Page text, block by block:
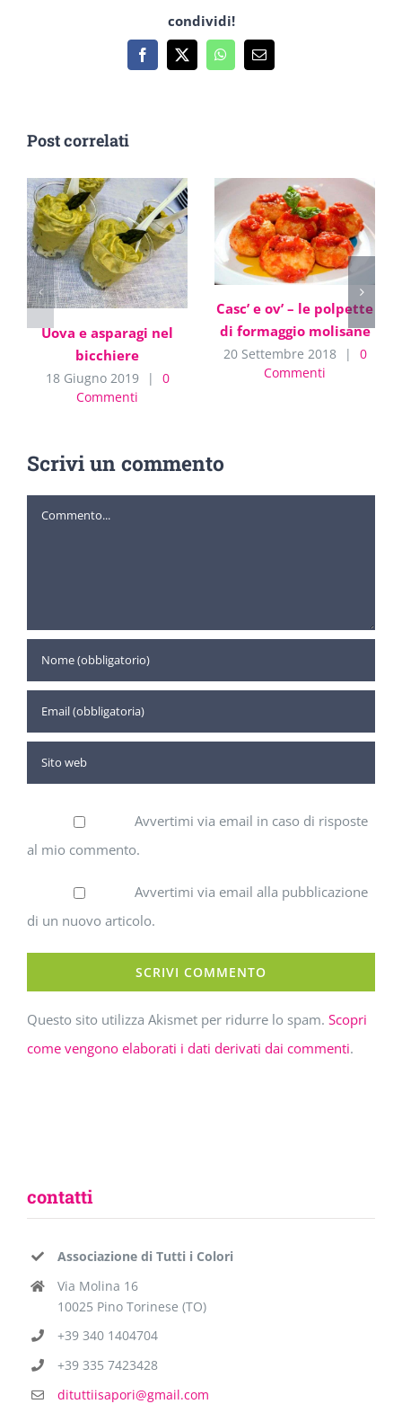
condividi!
Facebook
X WhatsApp
Email
Post correlati
Uova e asparagi nel
bicchiere
18 Giugno 2019 |
0
Commenti
Casc’ e ov’ – le polpette
di formaggio molisane
20 Settembre 2018 |
0
Commenti
Scrivi un commento
Commento
Avvertimi via email in caso di risposte
al mio commento.
Avvertimi via email alla pubblicazione
di un nuovo articolo.
Questo sito utilizza Akismet per ridurre lo spam. Scopri
come vengono elaborati i dati derivati dai commenti.
contatti
Associazione di Tutti i Colori
Via Molina 16
10025 Pino Torinese (TO)
+39 340 1404704
+39 335 7423428
dituttiisapori@gmail.com